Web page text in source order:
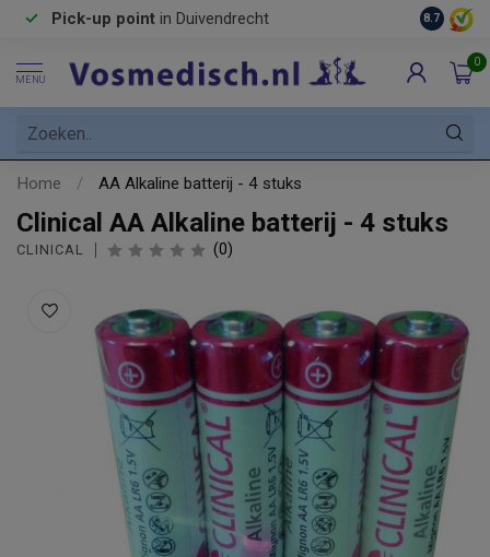
Pick-up point in Duivendrecht 8.7
MENU
0
Home / AA Alkaline batterij - 4 stuks
Clinical AA Alkaline batterij - 4 stuks
CLINICAL (0)